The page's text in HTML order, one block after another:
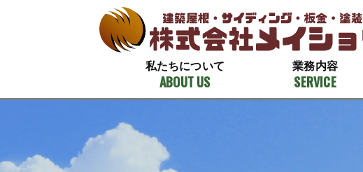
私たちについて
ABOUT US
業務内容
SERVICE